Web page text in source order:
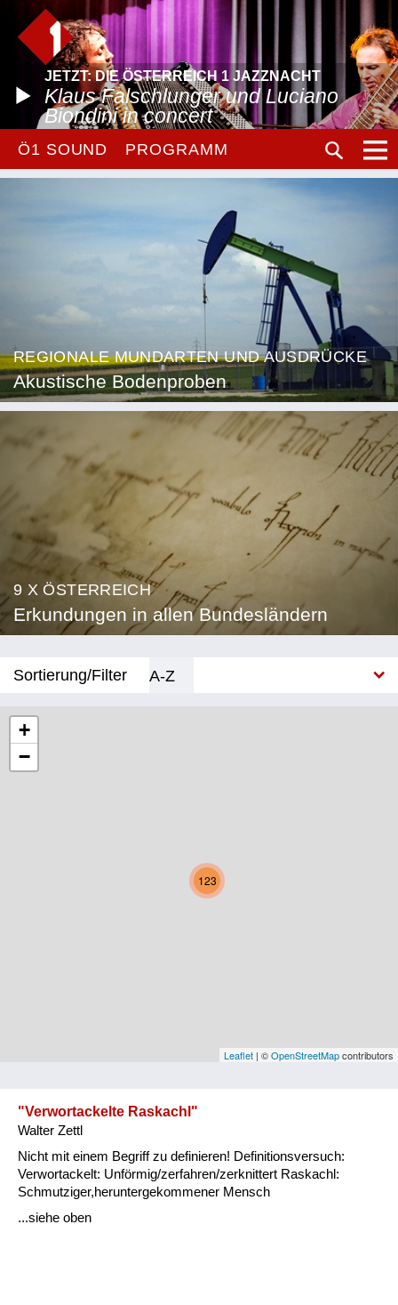
JETZT: DIE ÖSTERREICH 1 JAZZNACHT
Klaus Falschlunger und Luciano
Biondini in concert
Ö1 SOUND PROGRAMM
REGIONALE MUNDARTEN UND AUSDRÜCKE
Akustische Bodenproben
9 X ÖSTERREICH
Erkundungen in allen Bundesländern
Sortierung/Filter
A-Z
Niederösterreich
Oberösterreich
Vorarlberg
Natur und Landwirtschaft
123
+
−
Leaflet | ©OpenStreetMapcontributors
"Verwortackelte Raskachl"
Walter Zettl
Nicht mit einem Begriff zu definieren! Definitionsversuch:
Verwortackelt: Unförmig/zerfahren/zerknittert Raskachl:
Schmutziger,heruntergekommener Mensch
...siehe oben